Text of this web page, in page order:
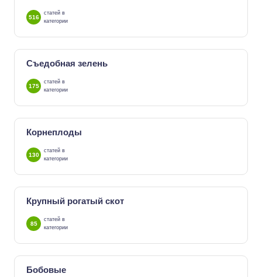
516
статей в
категории
Съедобная зелень
175
статей в
категории
Корнеплоды
130
статей в
категории
Крупный рогатый скот
85
статей в
категории
Бобовые